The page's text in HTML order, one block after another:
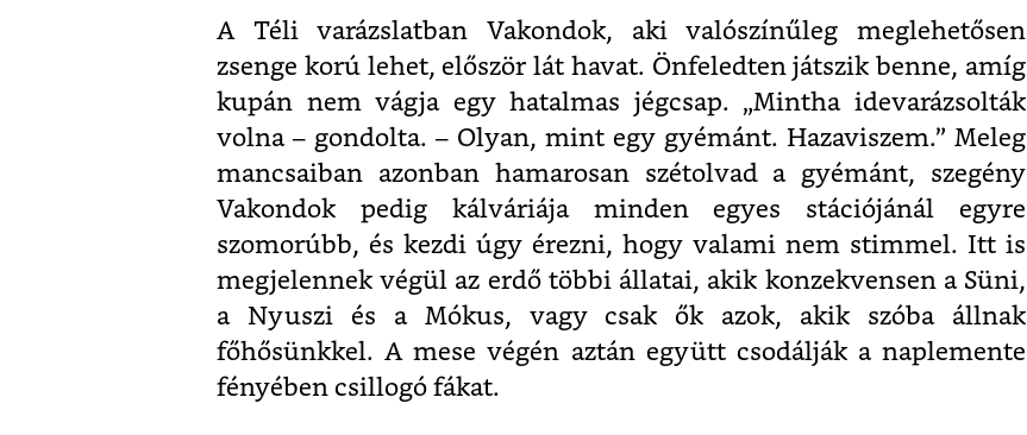
A Téli varázslatban Vakondok, aki valószínűleg meglehetősen
zsenge korú lehet, először lát havat. Önfeledten játszik benne, amíg
kupán nem vágja egy hatalmas jégcsap. „Mintha idevarázsolták
volna – gondolta. – Olyan, mint egy gyémánt. Hazaviszem.” Meleg
mancsaiban azonban hamarosan szétolvad a gyémánt, szegény
Vakondok pedig kálváriája minden egyes stációjánál egyre
szomorúbb, és kezdi úgy érezni, hogy valami nem stimmel. Itt is
megjelennek végül az erdő többi állatai, akik konzekvensen a Süni,
a Nyuszi és a Mókus, vagy csak ők azok, akik szóba állnak
főhősünkkel. A mese végén aztán együtt csodálják a naplemente
fényében csillogó fákat.